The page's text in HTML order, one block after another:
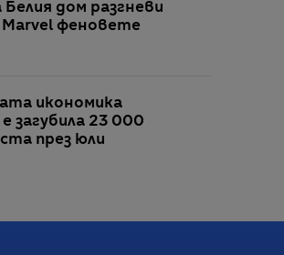
Белия дом разгневи
феновете
икономика
загубила 23 000
през юли